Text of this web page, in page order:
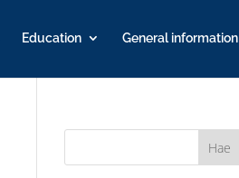
Education General information